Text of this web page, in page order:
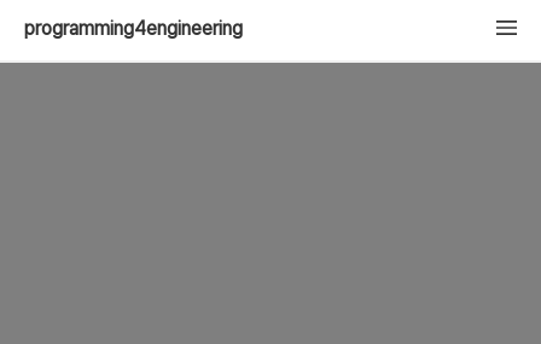
programming4engineering